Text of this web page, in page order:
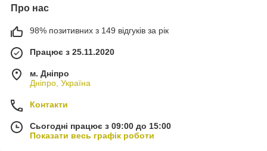
Про нас
98% позитивних з 149 відгуків за рік
Працює з 25.11.2020
м. Дніпро
Дніпро, Україна
Контакти
Сьогодні працює з 09:00 до 15:00
Показати весь графік роботи